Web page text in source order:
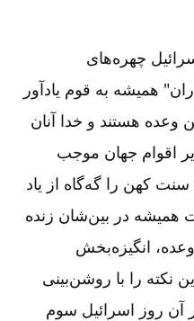
چهره‌های
همیشه به قوم یادآور
وعده هستند و خدا آنان
اقوام جهان موجب
کهن را گه‌گاه از یاد
همیشه در بین‌شان زنده
انگیزه‌بخش
نکته را با روشن‌بینی
آن روز اسرائیل سوم